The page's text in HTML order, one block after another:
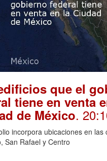
que el
tiene en venta
de México.
incorpora ubicaciones en las
San Rafael y Centro